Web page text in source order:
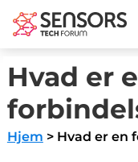
Hvad er
Hjem > Hvad er en